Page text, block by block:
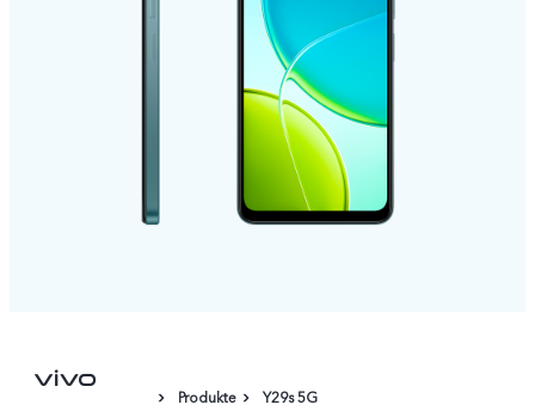
Produkte Y29s 5G